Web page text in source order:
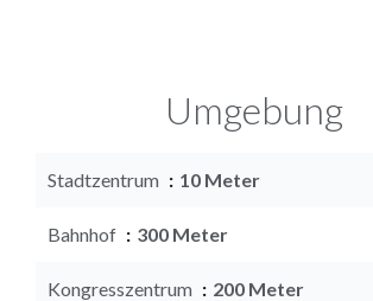
Umgebung
Stadtzentrum 10 Meter
Bahnhof 300 Meter
Kongresszentrum 200 Meter